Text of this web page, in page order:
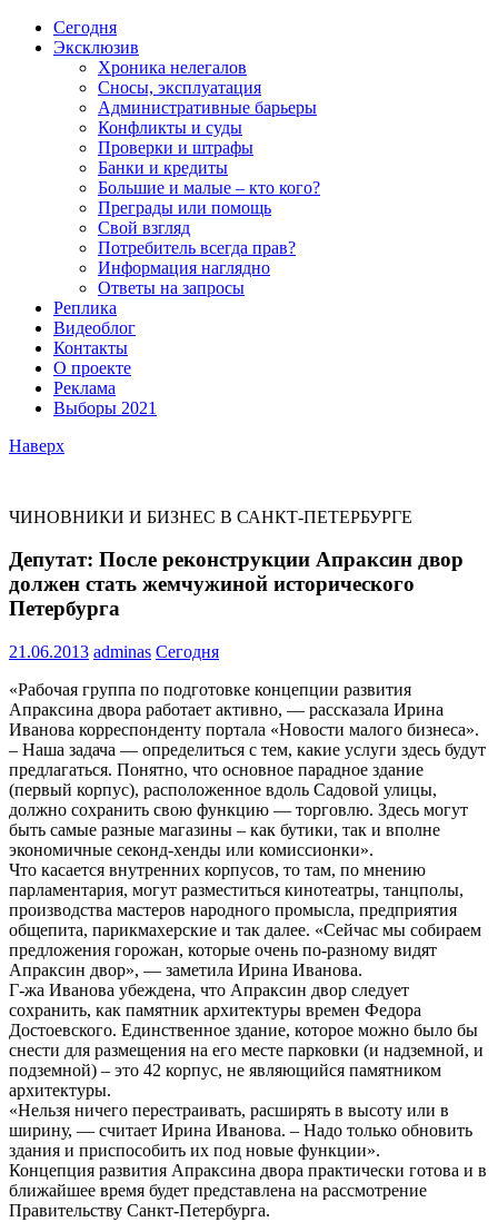
Сегодня
Эксклюзив
Хроника нелегалов
Сносы, эксплуатация
Административные барьеры
Конфликты и суды
Проверки и штрафы
Банки и кредиты
Большие и малые – кто кого?
Преграды или помощь
Свой взгляд
Потребитель всегда прав?
Информация наглядно
Ответы на запросы
Реплика
Видеоблог
Контакты
О проекте
Реклама
Выборы 2021
Наверх
ЧИНОВНИКИ И БИЗНЕС В САНКТ-ПЕТЕРБУРГЕ
Депутат: После реконструкции Апраксин двор
должен стать жемчужиной исторического
Петербурга
21.06.2013 adminas Сегодня
«Рабочая группа по подготовке концепции развития
Апраксина двора работает активно, — рассказала Ирина
Иванова корреспонденту портала «Новости малого бизнеса».
– Наша задача — определиться с тем, какие услуги здесь будут
предлагаться. Понятно, что основное парадное здание
(первый корпус), расположенное вдоль Садовой улицы,
должно сохранить свою функцию — торговлю. Здесь могут
быть самые разные магазины – как бутики, так и вполне
экономичные секонд-хенды или комиссионки».
Что касается внутренних корпусов, то там, по мнению
парламентария, могут разместиться кинотеатры, танцполы,
производства мастеров народного промысла, предприятия
общепита, парикмахерские и так далее. «Сейчас мы собираем
предложения горожан, которые очень по-разному видят
Апраксин двор», — заметила Ирина Иванова.
Г-жа Иванова убеждена, что Апраксин двор следует
сохранить, как памятник архитектуры времен Федора
Достоевского. Единственное здание, которое можно было бы
снести для размещения на его месте парковки (и надземной, и
подземной) – это 42 корпус, не являющийся памятником
архитектуры.
«Нельзя ничего перестраивать, расширять в высоту или в
ширину, — считает Ирина Иванова. – Надо только обновить
здания и приспособить их под новые функции».
Концепция развития Апраксина двора практически готова и в
ближайшее время будет представлена на рассмотрение
Правительству Санкт-Петербурга.